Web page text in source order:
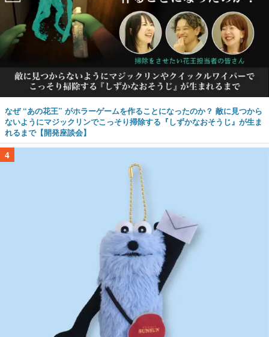
なぜ “あの花王” がホラーゲームを作ることになったのか？ 敵に見つから
ないようにマジックリンでこっそり掃除する『しずかなおそうじ』が生ま
れるまで【開発座談会】
4